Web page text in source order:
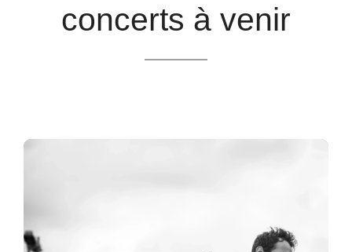
concerts à venir